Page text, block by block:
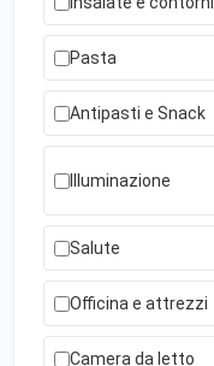
Pasta
Antipasti e Snack
Illuminazione
Salute
Officina e attrezzi
Camera da letto